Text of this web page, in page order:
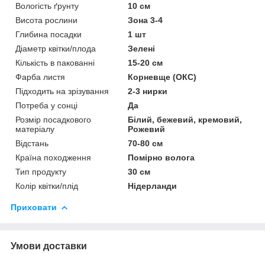
Вологість ґрунту
10 см
Висота рослини
Зона 3-4
Глибина посадки
1 шт
Діаметр квітки/плода
Зелені
Кількість в пакованні
15-20 см
Фарба листя
Корневще (ОКС)
Підходить на зрізування
2-3 нирки
Потреба у сонці
Да
Розмір посадкового
матеріалу
Білий, бежевий, кремовий,
Рожевий
Відстань
70-80 см
Країна походження
Помірно волога
Тип продукту
30 см
Колір квітки/плід
Нідерланди
Приховати
Умови доставки